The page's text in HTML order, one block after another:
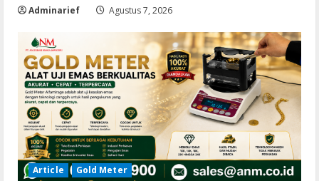
Adminarief Agustus 7, 2026
Article Gold Meter